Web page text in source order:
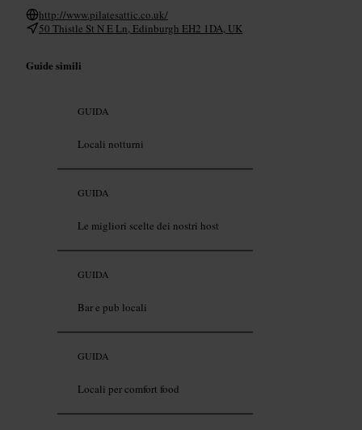
http://www.pilatesattic.co.uk/
50 Thistle St N E Ln, Edinburgh EH2 1DA, UK
Guide simili
GUIDA
Locali notturni
GUIDA
Le migliori scelte dei nostri host
GUIDA
Bar e pub locali
GUIDA
Locali per comfort food